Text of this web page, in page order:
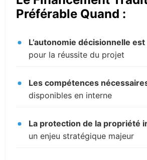
Préférable Quand :
L’autonomie décisionnelle
pour la réussite du projet
Les compétences
disponibles en interne
La protection de la propriété
un enjeu stratégique majeur